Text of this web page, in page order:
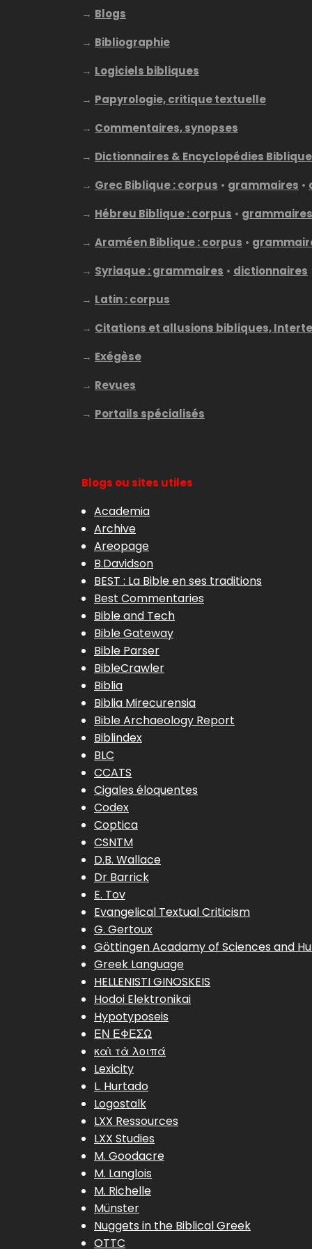
→ Blogs
→ Bibliographie
→ Logiciels bibliques
→ Papyrologie, critique textuelle
→ Commentaires, synopses
→ Dictionnaires & Encyclopédies
→ Grec Biblique : corpus • grammaires •
→ Hébreu Biblique : corpus • grammaires
→ Araméen Biblique : corpus •
→ Syriaque : grammaires • dictionnaires
→ Latin : corpus
→ Citations et allusions bibliques,
→ Exégèse
→ Revues
→ Portails spécialisés
Blogs ou sites utiles
Academia
Archive
Areopage
B.Davidson
BEST : La Bible en ses traditions
Best Commentaries
Bible and Tech
Bible Gateway
Bible Parser
BibleCrawler
Biblia
Biblia Mirecurensia
Bible Archaeology Report
Biblindex
BLC
CCATS
Cigales éloquentes
Codex
Coptica
CSNTM
D.B. Wallace
Dr Barrick
E. Tov
Evangelical Textual Criticism
G. Gertoux
Göttingen Acadamy of Sciences and
Greek Language
HELLENISTI GINOSKEIS
Hodoi Elektronikai
Hypotyposeis
ΕΝ ΕΦΕΣΩ
καὶ τὰ λοιπά
Lexicity
L. Hurtado
Logostalk
LXX Ressources
LXX Studies
M. Goodacre
M. Langlois
M. Richelle
Münster
Nuggets in the Biblical Greek
OTTC